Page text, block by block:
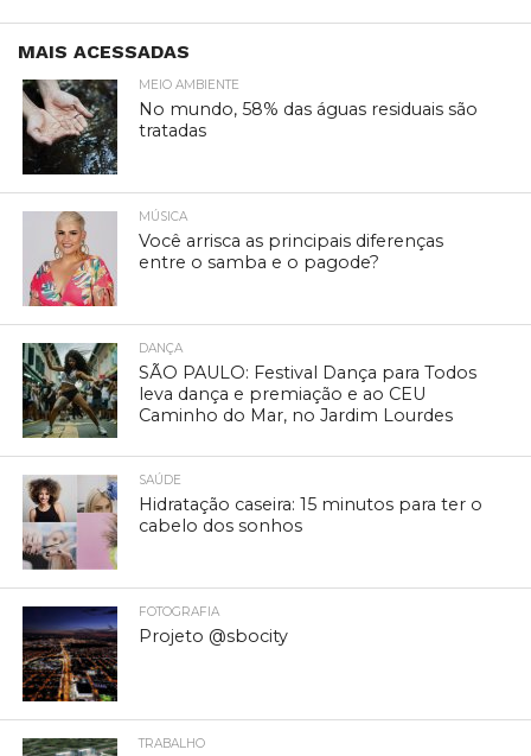
MAIS ACESSADAS
MEIO AMBIENTE
No mundo, 58% das águas residuais são
tratadas
MÚSICA
Você arrisca as principais diferenças
entre o samba e o pagode?
DANÇA
SÃO PAULO: Festival Dança para Todos
leva dança e premiação e ao CEU
Caminho do Mar, no Jardim Lourdes
SAÚDE
Hidratação caseira: 15 minutos para ter o
cabelo dos sonhos
FOTOGRAFIA
Projeto @sbocity
TRABALHO